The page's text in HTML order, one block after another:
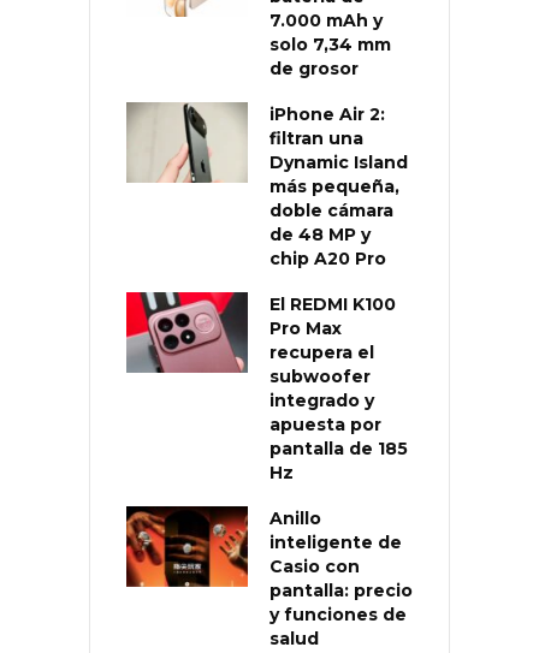
7.000 mAh y
solo 7,34 mm
de grosor
iPhone Air 2:
filtran una
Dynamic Island
más pequeña,
doble cámara
de 48 MP y
chip A20 Pro
El REDMI K100
Pro Max
recupera el
subwoofer
integrado y
apuesta por
pantalla de 185
Hz
Anillo
inteligente de
Casio con
pantalla: precio
y funciones de
salud